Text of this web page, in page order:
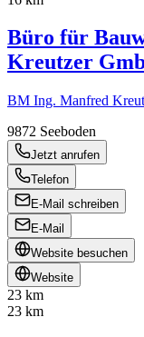
Büro für
Kreutzer
BM Ing. Manfred
9872 Seeboden
Jetzt anrufen
Telefon
E-Mail schreiben
E-Mail
Website besuchen
Website
23 km
23 km